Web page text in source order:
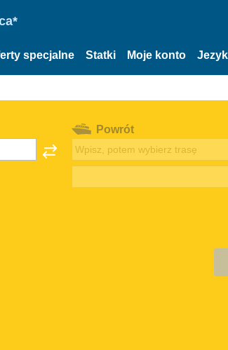
specjalne Statki Moje konto Jezyk
Powrót